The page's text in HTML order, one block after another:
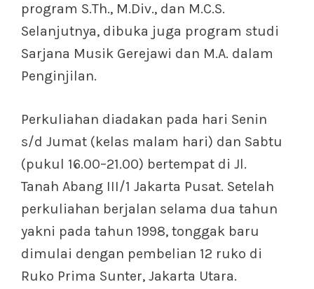
program S.Th., M.Div., dan M.C.S.
Selanjutnya, dibuka juga program studi
Sarjana Musik Gerejawi dan M.A. dalam
Penginjilan.
Perkuliahan diadakan pada hari Senin
s/d Jumat (kelas malam hari) dan Sabtu
(pukul 16.00–21.00) bertempat di Jl.
Tanah Abang III/1 Jakarta Pusat. Setelah
perkuliahan berjalan selama dua tahun
yakni pada tahun 1998, tonggak baru
dimulai dengan pembelian 12 ruko di
Ruko Prima Sunter, Jakarta Utara.